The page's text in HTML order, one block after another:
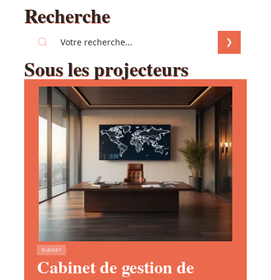
Recherche
Sous les projecteurs
BUDGET
Cabinet de gestion de